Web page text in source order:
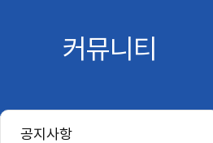
커뮤니티
공지사항